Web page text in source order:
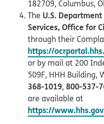
182709, Columbus,
The U.S.
Services, Office for
through their
https://
or by mail at 200
509F, HHH Building,
368-1019, 800-537-
are available at
https://